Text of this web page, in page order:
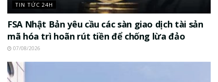
TIN TỨC 24H
FSA Nhật Bản yêu cầu các sàn giao dịch tài sản
mã hóa trì hoãn rút tiền để chống lừa đảo
07/08/2026